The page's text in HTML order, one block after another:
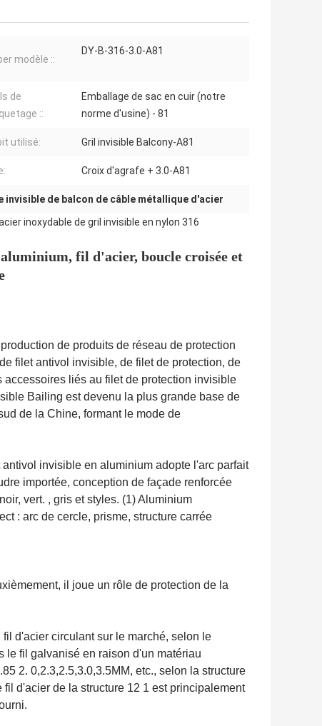
modèle ::
DY-B-316-3.0-A81
de
::
Emballage de sac en cuir (notre
norme d'usine) - 81
utilisé: Gril invisible Balcony-A81
Croix d'agrafe + 3.0-A81
invisible de balcon de câble métallique d'acier
inoxydable de gril invisible en nylon 316
fil d'acier, boucle croisée et
de produits de réseau de protection
filet antivol invisible, de filet de protection, de
liés au filet de protection invisible
Bailing est devenu la plus grande base de
de la Chine, formant le mode de
invisible en aluminium adopte l'arc parfait
importée, conception de façade renforcée
vert. , gris et styles. (1) Aluminium
: arc de cercle, prisme, structure carrée
il joue un rôle de protection de la
d'acier circulant sur le marché, selon le
le fil galvanisé en raison d'un matériau
2. 0,2.3,2.5,3.0,3.5MM, etc., selon la structure
d'acier de la structure 12 1 est principalement